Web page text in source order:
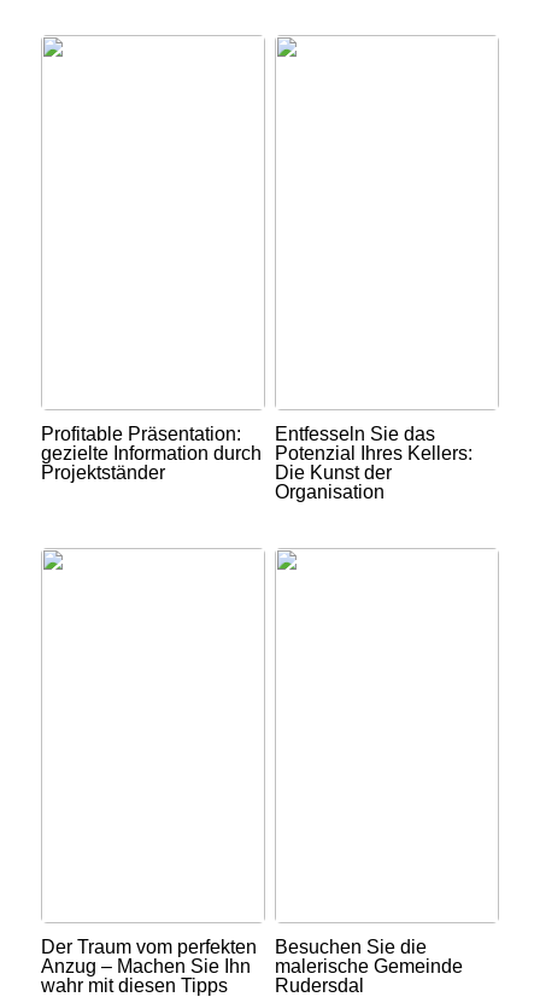
Profitable Präsentation:
gezielte Information durch
Projektständer
Entfesseln Sie das
Potenzial Ihres Kellers:
Die Kunst der
Organisation
Der Traum vom perfekten
Anzug – Machen Sie Ihn
wahr mit diesen Tipps
Besuchen Sie die
malerische Gemeinde
Rudersdal